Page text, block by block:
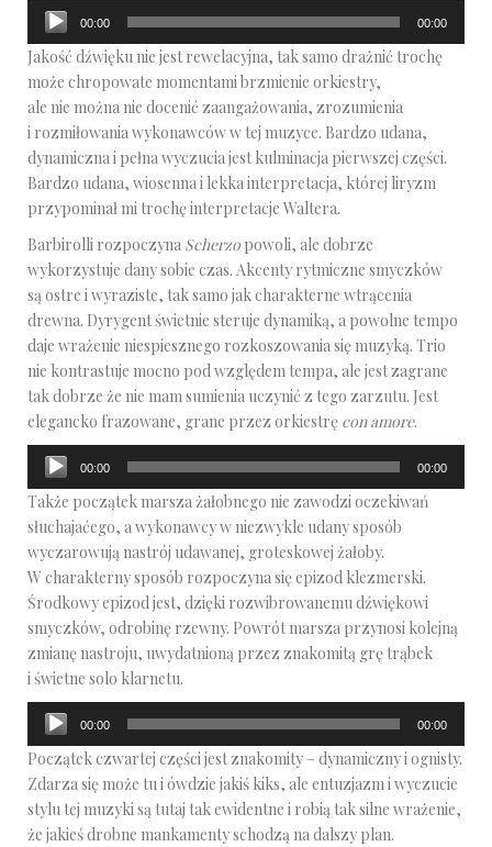
Odtwarzacz
plików
dźwiękowych
00:00 00:00
Jakość dźwięku nie jest rewelacyjna, tak samo drażnić trochę
może chropowate momentami brzmienie orkiestry,
ale nie można nie docenić zaangażowania, zrozumienia
i rozmiłowania wykonawców w tej muzyce. Bardzo udana,
dynamiczna i pełna wyczucia jest kulminacja pierwszej części.
Bardzo udana, wiosenna i lekka interpretacja, której liryzm
przypominał mi trochę interpretacje Waltera.
Barbirolli rozpoczyna Scherzo powoli, ale dobrze
wykorzystuje dany sobie czas. Akcenty rytmiczne smyczków
są ostre i wyraziste, tak samo jak charakterne wtrącenia
drewna. Dyrygent świetnie steruje dynamiką, a powolne tempo
daje wrażenie niespiesznego rozkoszowania się muzyką. Trio
nie kontrastuje mocno pod względem tempa, ale jest zagrane
tak dobrze że nie mam sumienia uczynić z tego zarzutu. Jest
elegancko frazowane, grane przez orkiestrę con amore.
Odtwarzacz
plików
dźwiękowych
00:00 00:00
Także początek marsza żałobnego nie zawodzi oczekiwań
słuchajaćego, a wykonawcy w niezwykle udany sposób
wyczarowują nastrój udawanej, groteskowej żałoby.
W charakterny sposób rozpoczyna się epizod klezmerski.
Środkowy epizod jest, dzięki rozwibrowanemu dźwiękowi
smyczków, odrobinę rzewny. Powrót marsza przynosi kolejną
zmianę nastroju, uwydatnioną przez znakomitą grę trąbek
i świetne solo klarnetu.
Odtwarzacz
plików
dźwiękowych
00:00 00:00
Początek czwartej części jest znakomity – dynamiczny i ognisty.
Zdarza się może tu i ówdzie jakiś kiks, ale entuzjazm i wyczucie
stylu tej muzyki są tutaj tak ewidentne i robią tak silne wrażenie,
że jakieś drobne mankamenty schodzą na dalszy plan.